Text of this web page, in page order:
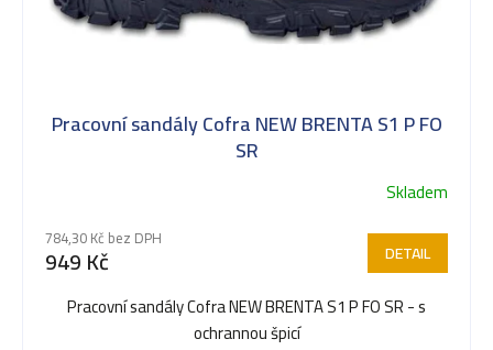
Pracovní sandály Cofra NEW BRENTA S1 P FO
SR
Skladem
784,30 Kč bez DPH
949 Kč DETAIL
Pracovní sandály Cofra NEW BRENTA S1 P FO SR - s
ochrannou špicí